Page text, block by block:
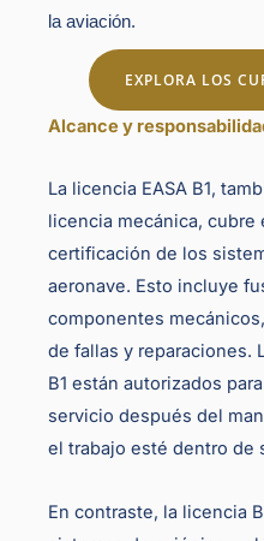
la aviación.
EXPLORA LOS
Alcance y
La licencia EASA B1,
licencia mecánica,
certificación de los
aeronave. Esto incluye
componentes
de fallas y reparaciones.
B1 están autorizados
servicio después del
el trabajo esté dentro de
En contraste, la licencia